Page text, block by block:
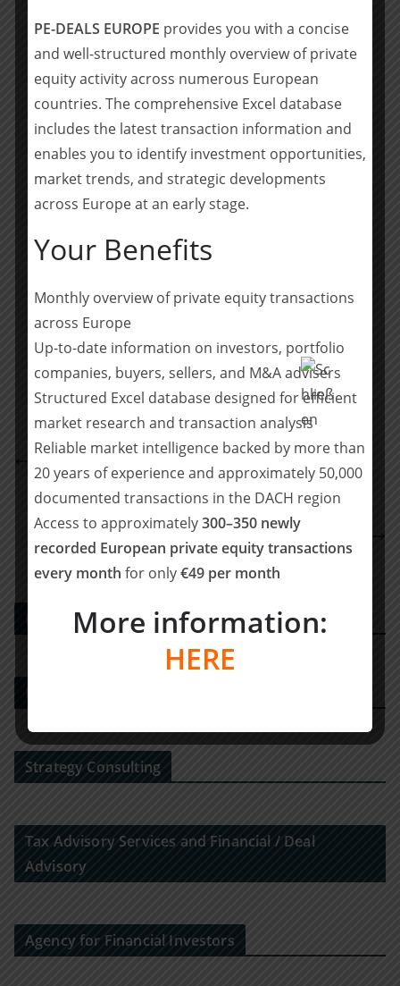
Shearman & Sterling ist eine internationale
Anwaltssozietät mit 25 Büros in 13 Ländern und etwa
850 Anwälten. In Deutschland ist Shearman & Sterling
in Frankfurt und München vertreten. Die Kanzlei ist
einer der internationalen Marktführer bei der
Begleitung komplexer grenzüberschreitender
Transaktionen. Weltweit berät Shearman & Sterling vor
allem internationale Konzerne und große nationale
Unternehmen, Finanzinstitute sowie große
mittelständische Unternehmen. Mehr Informationen
finden Sie unterwww.shearman.com
Teilen mit:
Teilen
Carlsquare hat das Socken- und Wäschelabel,
Snocks, beim Investment durch Cathay Capital
beraten
Mit neuem Gesellschafter in die Zukunft:
Nachfolgekontor berät Institut der Kasseler
Stottertherapie bei Einstieg von Herbert Frosch
PE DEALS EUROPE
M&A-Beratungshaus
Strategy Consulting
Tax Advisory Services and Financial / Deal
Advisory
Agency for Financial Investors
PE-DEALS EUROPE provides you with a concise
and well-structured monthly overview of private
equity activity across numerous European
countries. The comprehensive Excel database
includes the latest transaction information and
enables you to identify investment opportunities,
market trends, and strategic developments
across Europe at an early stage.
Your Benefits
Monthly overview of private equity transactions
across Europe
Up-to-date information on investors, portfolio
companies, buyers, sellers, and M&A advisers
Structured Excel database designed for efficient
market research and transaction analysis
Reliable market intelligence backed by more than
20 years of experience and approximately 50,000
documented transactions in the DACH region
Access to approximately300–350 newly
recorded European private equity transactions
every month for only€49 per month
More information:
HERE